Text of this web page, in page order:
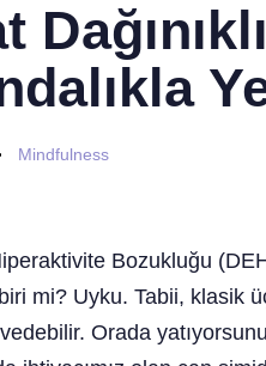
Mindfulness
Bozukluğu
mi? Uyku. Tabii,
Orada